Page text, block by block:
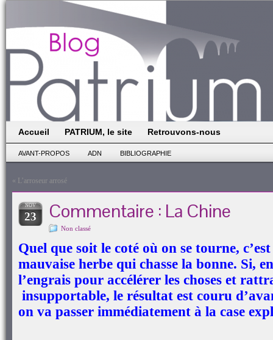
Accueil PATRIUM, le site Retrouvons-nous
AVANT-PROPOS ADN BIBLIOGRAPHIE
« L’arroseur arrosé
NOV
23 Commentaire : La Chine
Non classé
Quel que soit le coté où on se tourne,
mauvaise herbe qui chasse la bonne. Si,
l’engrais pour accélérer les choses et
insupportable, le résultat est couru
on va passer immédiatement à la case